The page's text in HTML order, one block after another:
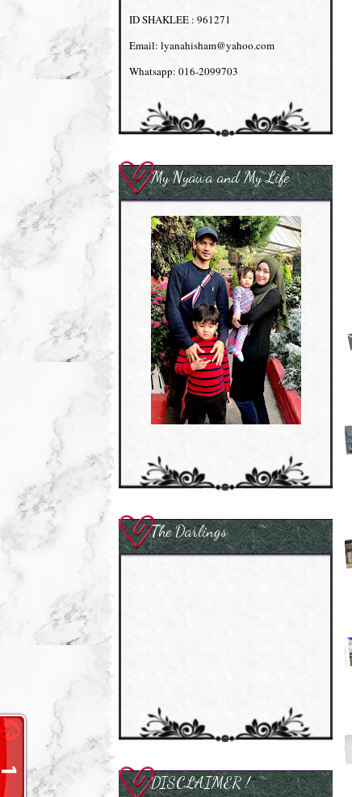
ID SHAKLEE : 961271
Email: lyanahisham@yahoo.com
Whatsapp: 016-2099703
My Nyawa and My Life
The Darlings
DISCLAIMER !